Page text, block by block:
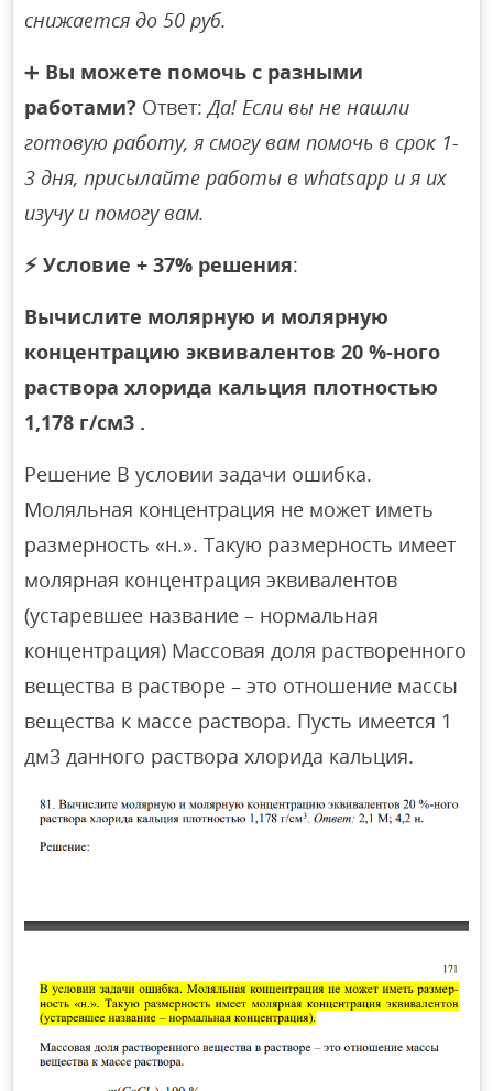
снижается до 50 руб.
➕ Вы можете помочь с разными
работами? Ответ:Да! Если вы не нашли
готовую работу, я смогу вам помочь в срок 1-
3 дня, присылайте работы в whatsapp и я их
изучу и помогу вам.
⚡ Условие + 37% решения:
Вычислите молярную и молярную
концентрацию эквивалентов 20 %-ного
раствора хлорида кальция плотностью
1,178 г/см3 .
Решение В условии задачи ошибка.
Моляльная концентрация не может иметь
размерность «н.». Такую размерность имеет
молярная концентрация эквивалентов
(устаревшее название – нормальная
концентрация) Массовая доля растворенного
вещества в растворе – это отношение массы
вещества к массе раствора. Пусть имеется 1
дм3 данного раствора хлорида кальция.